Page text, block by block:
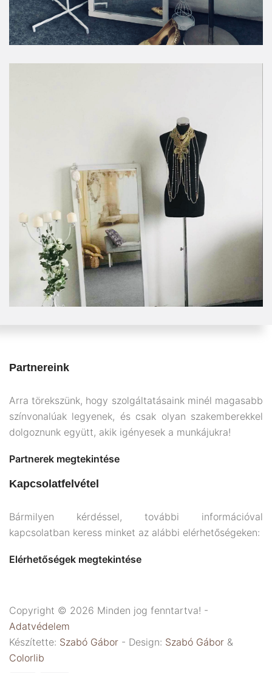
Partnereink
Arra törekszünk, hogy szolgáltatásaink minél magasabb
színvonalúak legyenek, és csak olyan szakemberekkel
dolgoznunk együtt, akik igényesek a munkájukra!
Partnerek megtekintése
Kapcsolatfelvétel
Bármilyen kérdéssel, további információval
kapcsolatban keress minket az alábbi elérhetőségeken:
Elérhetőségek megtekintése
Copyright © 2026 Minden jog fenntartva! -
Adatvédelem
Készítette: Szabó Gábor - Design: Szabó Gábor &
Colorlib